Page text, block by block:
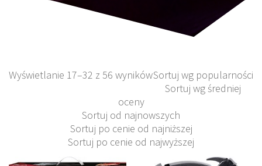
Wyświetlanie 17–32 z 56 wynikówSortuj wg popularności
Sortuj wg średniej
oceny
Sortuj od najnowszych
Sortuj po cenie od najniższej
Sortuj po cenie od najwyższej